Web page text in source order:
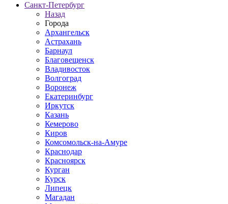
Санкт-Петербург
Назад
Города
Архангельск
Астрахань
Барнаул
Благовещенск
Владивосток
Волгоград
Воронеж
Екатеринбург
Иркутск
Казань
Кемерово
Киров
Комсомольск-на-Амуре
Краснодар
Красноярск
Курган
Курск
Липецк
Магадан